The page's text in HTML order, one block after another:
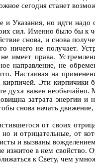
сегодня станет
и Указания, но идти
сил. Именно было бы к
снова, и снова
ничего не получает.
имеет права.
направление, не
Настаивая на
Эти
духа важен
затрата энергии
снова начать
от своих
и отрицательные, от
и вызваны
изжитое в нем
к Свету, чем